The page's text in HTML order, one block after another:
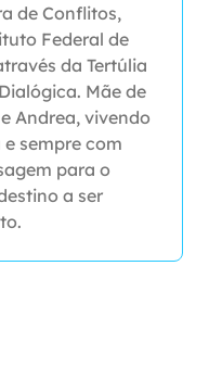
de Conflitos,
Federal de
da Tertúlia
Mãe de
Andrea, vivendo
sempre com
para o
a ser